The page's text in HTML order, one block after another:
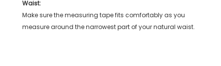
Waist:
Make sure the measuring tape fits comfortably as you
measure around the narrowest part of your natural waist.